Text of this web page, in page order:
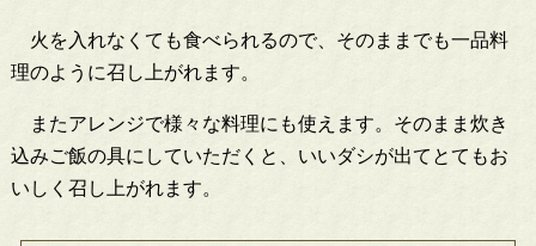
火を入れなくても食べられるので、そのままでも一品料
理のように召し上がれます。
またアレンジで様々な料理にも使えます。そのまま 炊き
込みご飯の具にしていただくと、いいダシが出てとてもお
いしく召し上がれます。